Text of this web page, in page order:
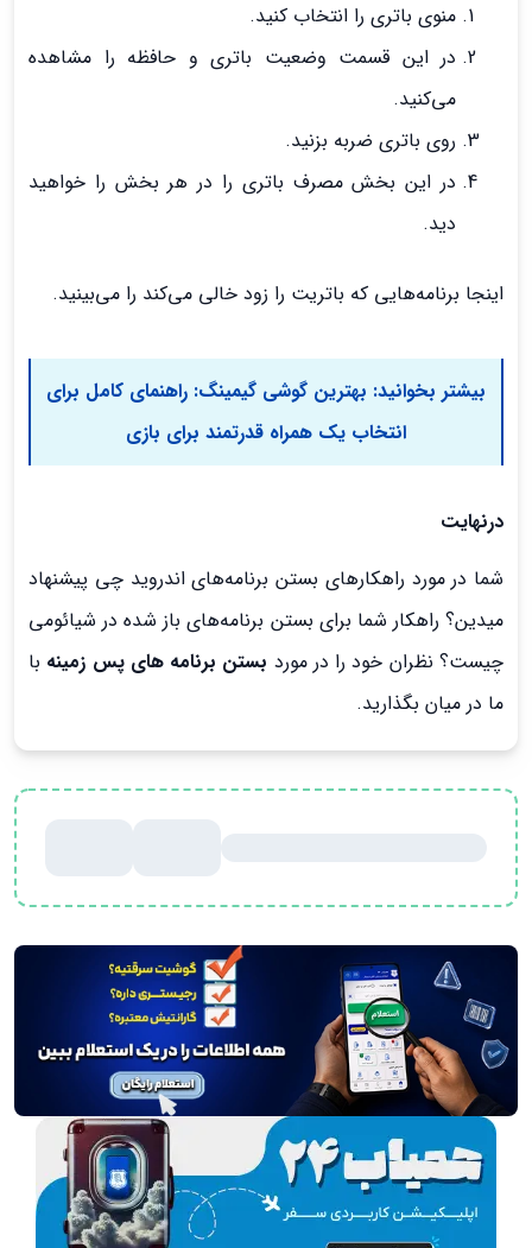
منوی باتری را انتخاب کنید.
در این قسمت وضعیت باتری و حافظه را مشاهده
می‌کنید.
روی باتری ضربه بزنید.
در این بخش مصرف باتری را در هر بخش را خواهید
دید.
اینجا برنامه‌هایی که باتریت را زود خالی می‌کند را می‌بینید.
بیشتر بخوانید: بهترین گوشی گیمینگ: راهنمای کامل برای
انتخاب یک همراه قدرتمند برای بازی
درنهایت
شما در مورد راهکارهای بستن برنامه‌های اندروید چی پیشنهاد
میدین؟ راهکار شما برای بستن برنامه‌های باز شده در شیائومی
چیست؟ نظران خود را در مورد بستن برنامه های پس زمینه با
ما در میان بگذارید.